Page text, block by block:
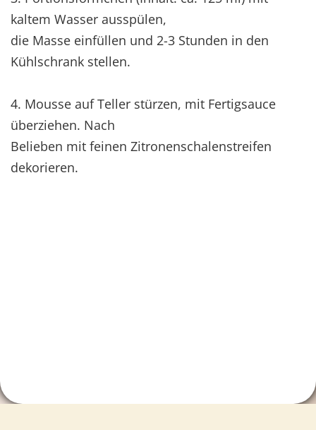
kaltem Wasser ausspülen,
die Masse einfüllen und 2-3 Stunden in den
Kühlschrank stellen.
4. Mousse auf Teller stürzen, mit Fertigsauce
überziehen. Nach
Belieben mit feinen Zitronenschalenstreifen
dekorieren.